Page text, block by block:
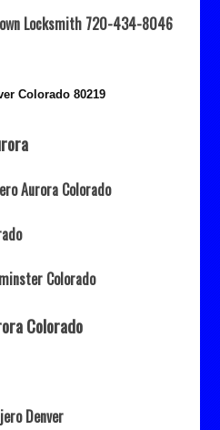
Locksmith 720-434-8046
Colorado 80219
Aurora Colorado
Colorado
Colorado
Denver